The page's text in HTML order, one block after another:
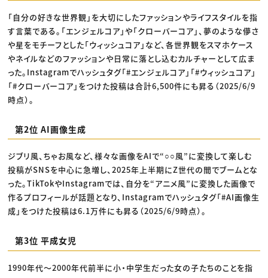
「自分の好きな世界観」を大切にしたファッションやライフスタイルを指
す言葉である。「エンジェルコア」や「クローバーコア」、夢のような儚さ
や星をモチーフとした「ウィッシュコア」など、各世界観をスマホケース
やネイルなどのファッションや日常に落とし込むカルチャーとして広ま
った。Instagramでハッシュタグ「#エンジェルコア」「#ウィッシュコア」
「#クローバーコア」をつけた投稿は合計6,500件にも昇る（2025/6/9
時点）。
第2位 AI画像生成
ジブリ風、ちゃお風など、様々な画像をAIで“○○風”に変換して楽しむ
投稿がSNSを中心に急増し、2025年上半期にZ世代の間でブームとな
った。TikTokやInstagramでは、自分を“アニメ風”に変換した画像で
作るプロフィールが話題となり、Instagramでハッシュタグ「#AI画像生
成」をつけた投稿は6.1万件にも昇る（2025/6/9時点）。
第3位 平成女児
1990年代〜2000年代前半に小・中学生だった女の子たちのことを指